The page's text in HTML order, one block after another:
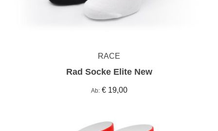
RACE
Rad Socke Elite New
Ab € 19,00